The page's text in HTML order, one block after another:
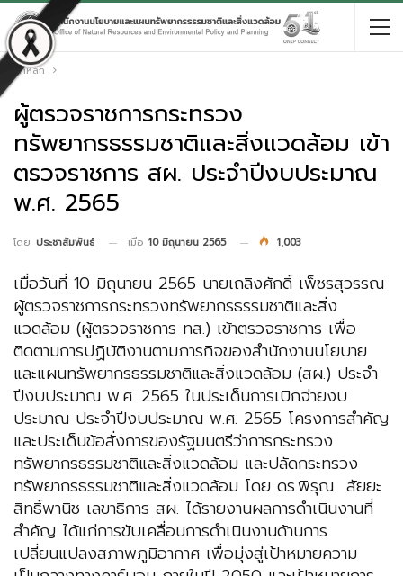
หน้าหลัก
ผู้ตรวจราชการกระทรวง
ทรัพยากรธรรมชาติและสิ่งแวดล้อม เข้า
ตรวจราชการ สผ. ประจำปีงบประมาณ
พ.ศ. 2565
โดย ประชาสัมพันธ์ เมื่อ 10 มิถุนายน 2565 1,003
เมื่อวันที่ 10 มิถุนายน 2565 นายเถลิงศักดิ์ เพ็ชรสุวรรณ
ผู้ตรวจราชการกระทรวงทรัพยากรธรรมชาติและสิ่ง
แวดล้อม (ผู้ตรวจราชการ ทส.) เข้าตรวจราชการ เพื่อ
ติดตามการปฏิบัติงานตามภารกิจของสำนักงานนโยบาย
และแผนทรัพยากรธรรมชาติและสิ่งแวดล้อม (สผ.) ประจำ
ปีงบประมาณ พ.ศ. 2565 ในประเด็นการเบิกจ่ายงบ
ประมาณ ประจำปีงบประมาณ พ.ศ. 2565 โครงการสำคัญ
และประเด็นข้อสั่งการของรัฐมนตรีว่าการกระทรวง
ทรัพยากรธรรมชาติและสิ่งแวดล้อม และปลัดกระทรวง
ทรัพยากรธรรมชาติและสิ่งแวดล้อม โดย ดร.พิรุณ สัยยะ
สิทธิ์พานิช เลขาธิการ สผ. ได้รายงานผลการดำเนินงานที่
สำคัญ ได้แก่การขับเคลื่อนการดำเนินงานด้านการ
เปลี่ยนแปลงสภาพภูมิอากาศ เพื่อมุ่งสู่เป้าหมายความ